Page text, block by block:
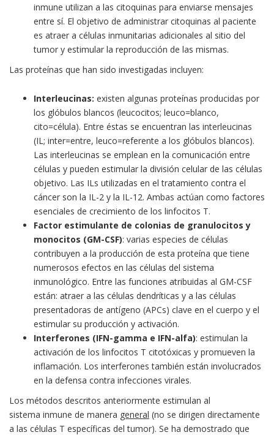
inmune utilizan a las citoquinas para enviarse mensajes
entre sí. El objetivo de administrar citoquinas al paciente
es atraer a células inmunitarias adicionales al sitio del
tumor y estimular la reproducción de las mismas.
Las proteínas que han sido investigadas incluyen:
Interleucinas: existen algunas proteínas producidas por
los glóbulos blancos (leucocitos; leuco=blanco,
cito=célula). Entre éstas se encuentran las interleucinas
(IL; inter=entre, leuco=referente a los glóbulos blancos).
Las interleucinas se emplean en la comunicación entre
células y pueden estimular la división celular de las células
objetivo. Las ILs utilizadas en el tratamiento contra el
cáncer son la IL-2 y la IL-12. Ambas actúan como factores
esenciales de crecimiento de los linfocitos T.
Factor estimulante de colonias de granulocitos y
monocitos (GM-CSF): varias especies de células
contribuyen a la producción de esta proteína que tiene
numerosos efectos en las células del sistema
inmunológico. Entre las funciones atribuidas al GM-CSF
están: atraer a las células dendríticas y a las células
presentadoras de antígeno (APCs) clave en el cuerpo y el
estimular su producción y activación.
Interferones (IFN-gamma e IFN-alfa): estimulan la
activación de los linfocitos T citotóxicas y promueven la
inflamación. Los interferones también están involucrados
en la defensa contra infecciones virales.
Los métodos descritos anteriormente estimulan al
sistema inmune de manera general (no se dirigen directamente
a las células T específicas del tumor). Se ha demostrado que